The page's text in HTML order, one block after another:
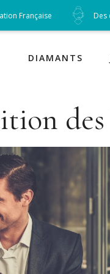
DIAMANTS
Française Des